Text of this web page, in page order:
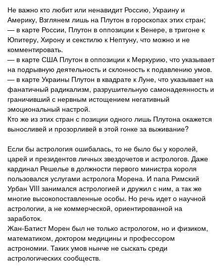
Не важно кто любит или ненавидит Россию, Украину и
Америку, Взглянем лишь на Плутон в гороскопах этих стран;
— в карте России, Плутон в оппозиции к Венере, в тригоне к
Юпитеру, Хирону и секстилю к Нептуну, что можно и не
комментировать.
— в карте США Плутон в оппозиции к Меркурию, что указывает
на подрывную деятельность и склонность к подавлению умов.
— в карте Украины Плутон в квадрате к Луне, что указывает на
фанатичный радикализм, разрушительную самонадеянность и
граничивший с нервным истощением негативный
эмоциональный настрой.
Кто же из этих стран с позиции одного лишь Плутона окажется
выносливей и прозорливей в этой гонке за выживание?
Если бы астрология ошибалась, то не было бы у королей,
царей и президентов личных звездочетов и астрологов. Даже
кардинал Решелье в должности первого министра короля
пользовался услугами астролога Морена. И папа Римский
Урбан VIII занимался астрологией и дружил с ним, а так же
многие высокопоставленные особы. Но речь идет о научной
астрологии, а не коммерческой, ориентированной на
заработок.
Жан-Батист Морен был не только астрологом, но и физиком,
математиком, доктором медицины и профессором
астрономии. Таких умов нынче не сыскать среди
астрологических сообществ.